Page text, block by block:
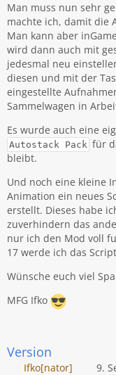
Man muss nun sehr
machte ich, damit die
Man kann aber
wird dann auch mit
jedesmal neu
diesen und mit der
eingestellte
Sammelwagen in
Es wurde auch eine
Autostack Pack für
bleibt.
Und noch eine kleine
Animation ein neues
erstellt. Dieses habe
zuverhindern das
nur ich den Mod voll
17 werde ich das
Wünsche euch viel
MFG Ifko
Version
Ifko[nator] 9.